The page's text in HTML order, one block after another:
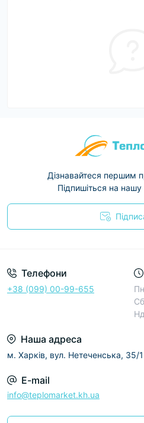
Дізнавайтеся першим
Підпишіться на
Телефони
+38 (099) 00-99-655
Наша адреса
м. Харків, вул. Нетеченська, 35/1
E-mail
info@teplomarket.kh.ua